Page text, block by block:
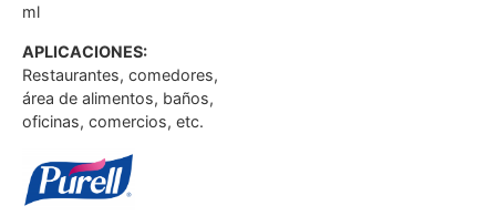
ml
APLICACIONES:
Restaurantes, comedores,
área de alimentos, baños,
oficinas, comercios, etc.